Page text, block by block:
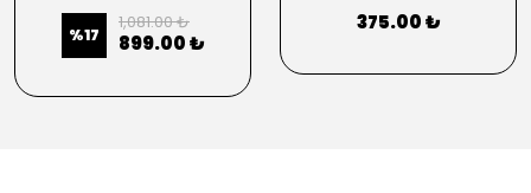
%17
1,081.00 ₺
899.00 ₺
375.00 ₺